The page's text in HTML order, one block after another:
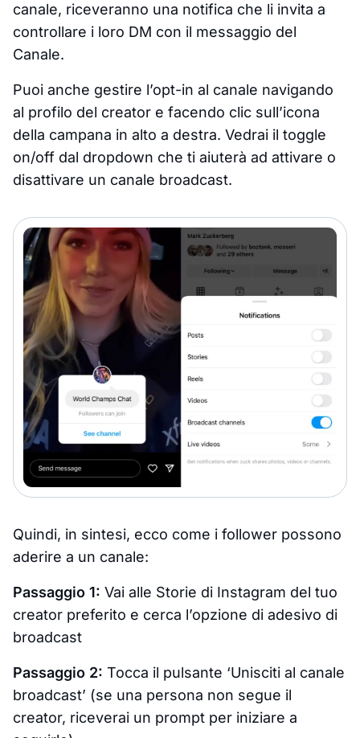
canale, riceveranno una notifica che li invita a
controllare i loro DM con il messaggio del
Canale.
Puoi anche gestire l’opt-in al canale navigando
al profilo del creator e facendo clic sull’icona
della campana in alto a destra. Vedrai il toggle
on/off dal dropdown che ti aiuterà ad attivare o
disattivare un canale broadcast.
Quindi, in sintesi, ecco come i follower possono
aderire a un canale:
Passaggio 1: Vai alle Storie di Instagram del tuo
creator preferito e cerca l’opzione di adesivo di
broadcast
Passaggio 2: Tocca il pulsante ‘Unisciti al canale
broadcast’ (se una persona non segue il
creator, riceverai un prompt per iniziare a